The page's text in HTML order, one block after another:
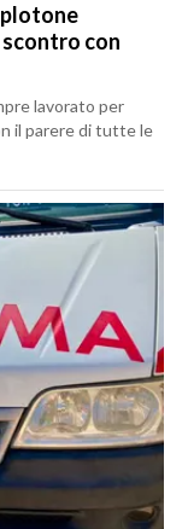
plotone
scontro con
lavorato per
il parere di tutte le